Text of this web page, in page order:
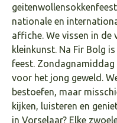
nationale en
affiche. We vissen in de
kleinkunst. Na Fir Bolg
feest.
voor het jong geweld.
bestoefen, maar
kijken, luisteren en
in Vorselaar? Elke